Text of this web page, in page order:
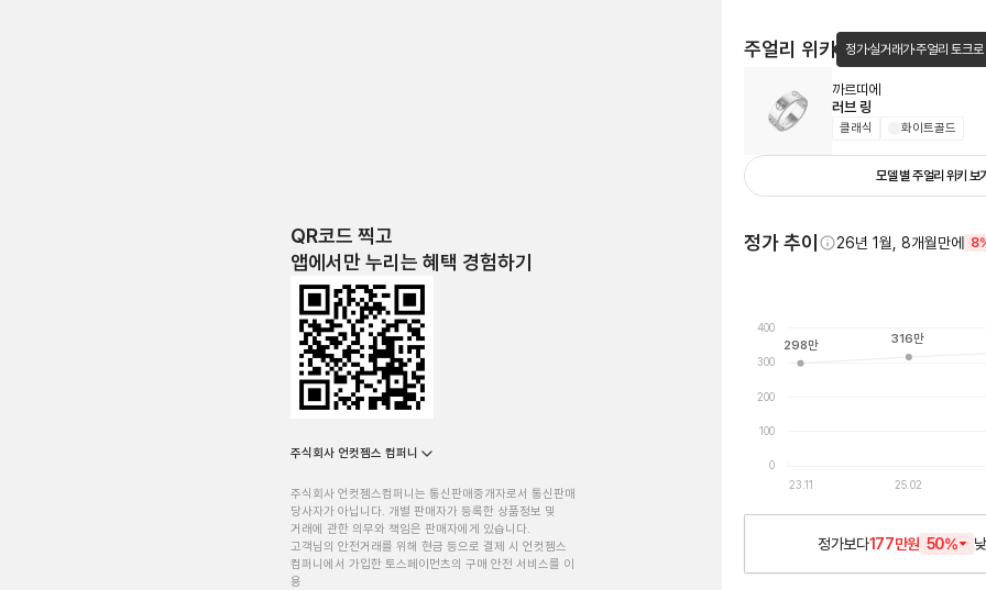
QR코드 찍고
앱에서만 누리는 혜택 경험하기
주식회사 언컷젬스 컴퍼니
주식회사 언컷젬스컴퍼니는 통신판매중개자로서 통신판매
당사자가 아닙니다. 개별 판매자가 등록한 상품정보 및
거래에 관한 의무와 책임은 판매자에게 있습니다.
고객님의 안전거래를 위해 현금 등으로 결제 시 언컷젬스
컴퍼니에서 가입한 토스페이먼츠의 구매 안전 서비스를 이
용
주얼리 위키 정가·실거래가·주얼리 토크
까르띠에
러브 링
클래식 화이트골드
모델 별 주얼리 위키 보기
정가 추이 26년 1월, 8개월만에
0
100
200
300
400
23.11 25.02
298만 316만
정가보다177만원 50%